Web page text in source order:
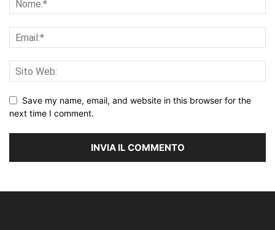
Save my name, email, and website in this browser for the
next time I comment.